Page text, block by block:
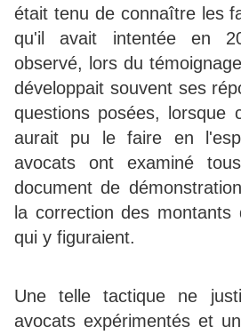
était tenu de connaître les
qu'il avait intentée en
observé, lors du
développait souvent ses
questions posées, lorsque
aurait pu le faire en
avocats ont examiné
document de
la correction des
qui y figuraient.
Une telle tactique ne
avocats expérimentés et